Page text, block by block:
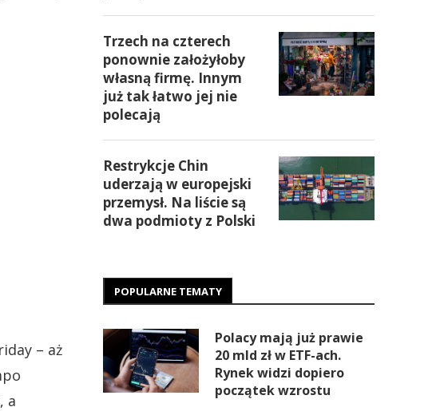
– aż
a
Trzech na czterech
ponownie założyłoby
własną firmę. Innym
już tak łatwo jej nie
polecają
Restrykcje Chin
uderzają w europejski
przemysł. Na liście są
dwa podmioty z Polski
POPULARNE TEMATY
Polacy mają już prawie
20 mld zł w ETF-ach.
Rynek widzi dopiero
początek wzrostu